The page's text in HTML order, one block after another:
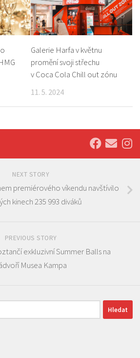
Galerie Harfa v květnu
promění svoji střechu
v Coca Cola Chill out zónu
11. 5. 2024
NEXT STORY
premiérového víkendu navštívilo
kinech 235 993 diváků
PREVIOUS STORY
exkluzivní Summer Balls na
Musea Kampa